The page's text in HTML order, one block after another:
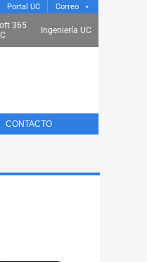
Portal UC Correo
365
Ingeniería UC
CONTACTO